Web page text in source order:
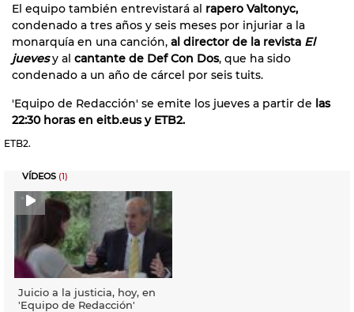
El equipo también entrevistará al rapero Valtonyc,
condenado a tres años y seis meses por injuriar a la
monarquía en una canción, al director de la revista El
juevesy al cantante de Def Con Dos, que ha sido
condenado a un año de cárcel por seis tuits.
'Equipo de Redacción' se emite los jueves a partir de las
22:30 horas en eitb.eus y ETB2.
ETB2.
VÍDEOS (1)
Juicio a la justicia, hoy, en
'Equipo de Redacción'